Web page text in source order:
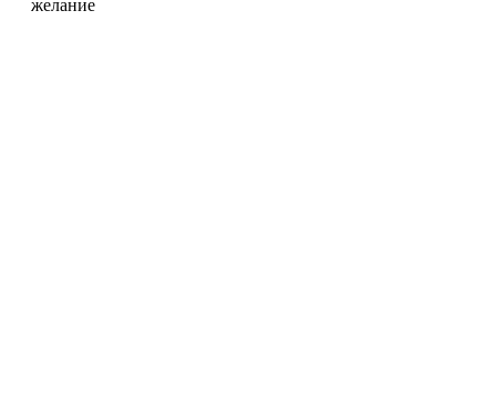
желание